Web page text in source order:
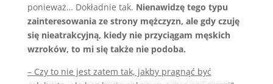
ponieważ… Dokładnie tak. Nienawidzę tego typu
zainteresowania ze strony mężczyzn, ale gdy czuję
się nieatrakcyjną, kiedy nie przyciągam męskich
wzroków, to mi się także nie podoba.
– Czy to nie jest zatem tak, jakby pragnąć być